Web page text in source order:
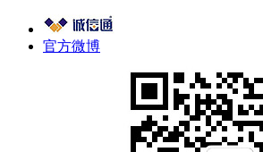
官方微博